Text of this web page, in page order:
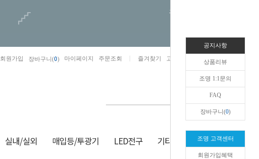
오늘하루 열지않음
회원가입 장바구니(0) 마이페이지 주문조회 즐겨찾기 고객센터 카카오톡채널/상담
실내/실외 매입등/투광기 LED전구 기타/잡화 생활/건강
공지사항
상품리뷰
조명 1:1문의
FAQ
장바구니(0)
조명 고객센터
회원가입혜택